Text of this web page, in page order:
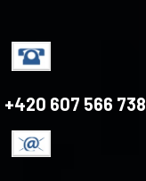
+420 607 566 738